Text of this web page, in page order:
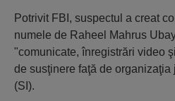
Potrivit FBI, suspectul a creat
numele de Raheel Mahrus
"comunicate, înregistrări video
de susţinere faţă de
(SI).